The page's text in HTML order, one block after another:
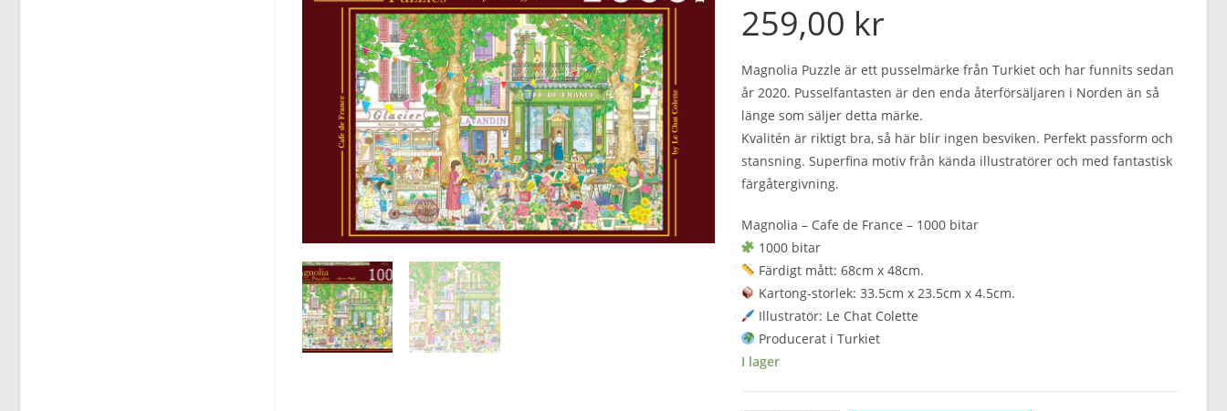
259,00 kr
Magnolia Puzzle är ett pusselmärke från Turkiet och har funnits sedan
år 2020. Pusselfantasten är den enda återförsäljaren i Norden än så
länge som säljer detta märke.
Kvalitén är riktigt bra, så här blir ingen besviken. Perfekt passform och
stansning. Superfina motiv från kända illustratörer och med fantastisk
färgåtergivning.
Magnolia – Cafe de France – 1000 bitar
1000 bitar
Färdigt mått: 68cm x 48cm.
Kartong-storlek: 33.5cm x 23.5cm x 4.5cm.
Illustratör: Le Chat Colette
Producerat i Turkiet
I lager